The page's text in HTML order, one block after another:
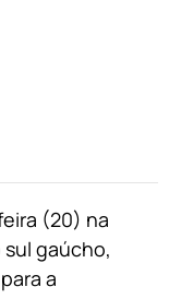
(20) na
gaúcho,
a